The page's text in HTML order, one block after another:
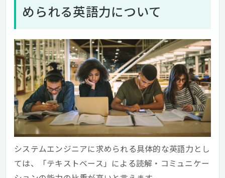
められる英語力について
システムエンジニアに求められる具体的な英語力とし
ては、「テキストベース」による読解・コミュニケー